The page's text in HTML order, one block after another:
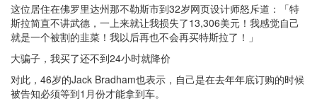
这位居住在佛罗里达州那不勒斯市到32岁网页设计师怒斥道：「特
斯拉简直不讲武德，一上来就让我损失了13,306美元！我感觉自己
就是一个被割的韭菜！我以后再也不会再买特斯拉了！」
大骗子，我买了还不到24小时就降价
对此，46岁的Jack Bradham也表示，自己是在去年年底订购的时候
被告知必须等到1月份才能拿到车。